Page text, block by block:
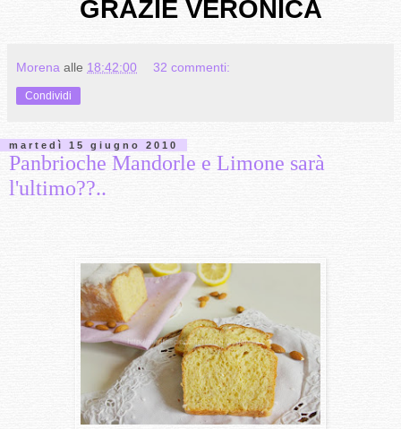
GRAZIE VERONICA
Morena alle 18:42:00 32 commenti:
Condividi
martedì 15 giugno 2010
Panbrioche Mandorle e Limone sarà
l'ultimo??..